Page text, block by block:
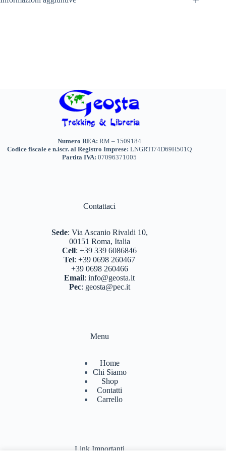
Numero REA:RM – 1509184
Codice fiscale e n.iscr. al Registro Imprese:LNGRTI74D69H501Q
Partita IVA: 07096371005
Contattaci
Sede: Via Ascanio Rivaldi 10,
00151 Roma, Italia
Cell:+39 339 6086846
Tel:+39 0698 260467
+39 0698 260466
Email:info@geosta.it
Pec: geosta@pec.it
Menu
Home
Chi Siamo
Shop
Contatti
Carrello
Link Importanti